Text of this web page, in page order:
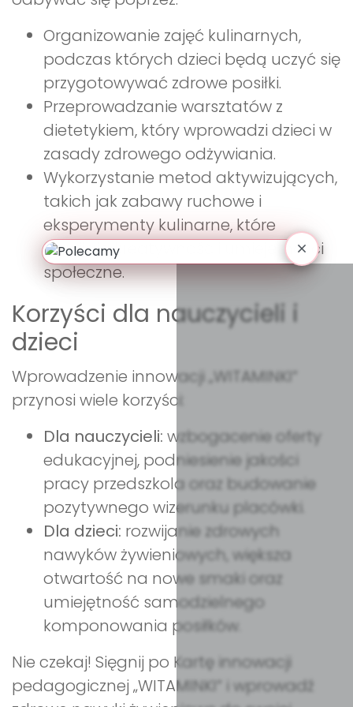
Organizowanie zajęć kulinarnych,
podczas których dzieci będą uczyć się
przygotowywać zdrowe posiłki.
Przeprowadzanie warsztatów z
dietetykiem, który wprowadzi dzieci w
zasady zdrowego odżywiania.
Wykorzystanie metod aktywizujących,
takich jak zabawy ruchowe i
eksperymenty kulinarne, które
rozwijają kreatywność i umiejętności
społeczne.
Korzyści dla nauczycieli i
dzieci
Wprowadzenie innowacji „WITAMINKI”
przynosi wiele korzyści:
Dla nauczycieli: wzbogacenie oferty
edukacyjnej, podniesienie jakości
pracy przedszkola oraz budowanie
pozytywnego wizerunku placówki.
Dla dzieci: rozwijanie zdrowych
nawyków żywieniowych, większa
otwartość na nowe smaki oraz
umiejętność samodzielnego
komponowania posiłków.
Nie czekaj! Sięgnij po Kartę innowacji
pedagogicznej „WITAMINKI” i wprowadź